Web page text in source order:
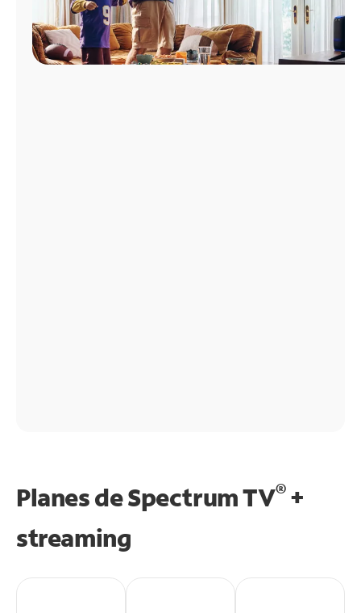
Planes de Spectrum TV®+
streaming